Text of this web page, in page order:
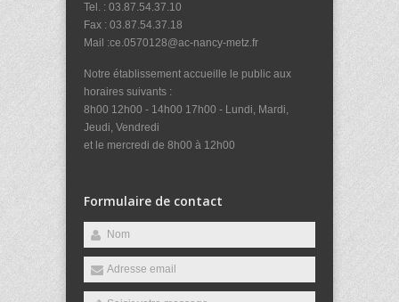
Tel. : 03.87.54.37.10
Fax : 03.87.54.37.18
Mail :ce.0570128@ac-nancy-metz.fr
Notre établissement accueille le public aux
horaires suivants :
8h00 12h00 - 14h00 17h00 - Lundi, Mardi,
Jeudi, Vendredi
et le mercredi de 8h00 à 12h00
Formulaire de contact